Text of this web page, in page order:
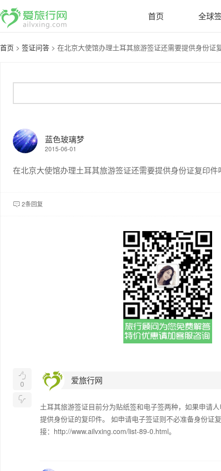
首页 全球
首页 > 签证问答 > 在北京大使馆办理土耳其旅游签证还需要提供身份证
蓝色玻璃梦
2015-06-01
在北京大使馆办理土耳其旅游签证还需要提供身份证复印件
 2条回复

0

爱旅行网
土耳其旅游签证目前分为贴纸签和电子签两种，如果申请
提供身份证的复印件。 如申请电子签证则不必准备身份证
接：http://www.ailvxing.com/list-89-0.html。